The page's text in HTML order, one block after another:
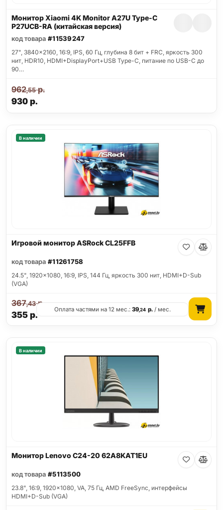
Монитор Xiaomi 4K Monitor A27U Type-C
P27UCB-RA (китайская версия)
код товара #11539247
27", 3840x2160, 16:9, IPS, 60 Гц, глубина 8 бит + FRC, яркость 300
нит, HDR10, HDMI+DisplayPort+USB Type-C, питание по USB-C до
90…
930р.
962,55р.
В наличии
Игровой монитор ASRock CL25FFB
код товара #11261758
24.5", 1920x1080, 16:9, IPS, 144 Гц, яркость 300 нит, HDMI+D-Sub
(VGA)
355р.
367,43р.
Оплата частями на 12 мес.:39,24 р./ мес.
В наличии
Монитор Lenovo C24-20 62A8KAT1EU
код товара #5113500
23.8", 16:9, 1920x1080, VA, 75 Гц, AMD FreeSync, интерфейсы
HDMI+D-Sub (VGA)